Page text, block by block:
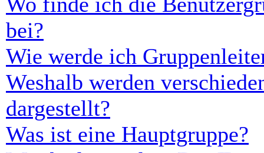
bei?
Wie werde ich
Weshalb werden
dargestellt?
Was ist eine Hauptgruppe?